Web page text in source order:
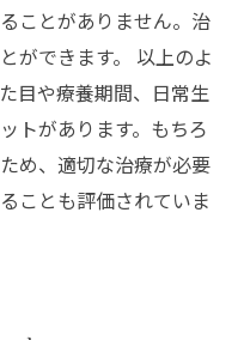
ことがありません。治
ができます。 以上のよ
目や療養期間、日常生
トがあります。もちろ
め、適切な治療が必要
ことも評価されていま